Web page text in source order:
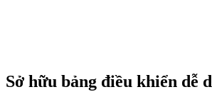
Sở hữu bảng điều khiển dễ